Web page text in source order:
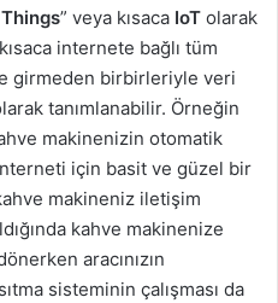
” veya kısaca IoT olarak
internete bağlı tüm
girmeden birbirleriyle veri
tanımlanabilir. Örneğin
makinenizin otomatik
için basit ve güzel bir
makineniz iletişim
kahve makinenize
aracınızın
sisteminin çalışması da